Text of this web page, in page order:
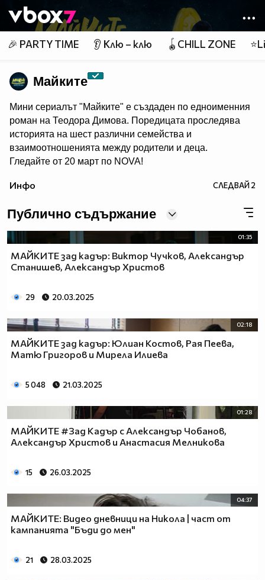
👾
🎉 PARTY TIME 👂 Клю – клю 🪀CHILL ZONE
Майките
Мини сериалът "Майките" е създаден по едноименния
роман на Теодора Димова. Поредицата проследява
историята на шест различни семейства и
взаимоотношенията между родители и деца.
Гледайте от 20 март по NOVA!
Инфо СЛЕДВАЙ2
Публично съдържание
01:35
МАЙКИТЕ зад кадър: Виктор Чучков, Александър
Станишев, Александър Христов
29 20.03.2025
02:18
МАЙКИТЕ зад кадър: Юлиан Костов, Рая Пеева,
Матю Григоров и Мирела Илиева
5 048 21.03.2025
01:28
МАЙКИТЕ #Зад Кадър с Александър Чобанов,
Александър Христов и Анастасия Мелникова
15 26.03.2025
04:37
МАЙКИТЕ: Видео дневници на Никола | част от
кампанията "Бъди до мен"
21 28.03.2025